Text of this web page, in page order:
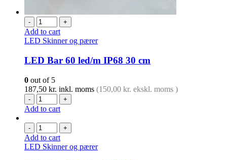
- +
Add to cart
LED Skinner og pærer
LED Bar 60 led/m IP68 30 cm
0 out of 5
187,50 kr. inkl. moms (150,00 kr. ekskl. moms )
- +
Add to cart
- +
Add to cart
LED Skinner og pærer